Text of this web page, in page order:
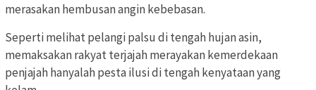
merasakan hembusan angin kebebasan.
Seperti melihat pelangi palsu di tengah hujan asin,
memaksakan rakyat terjajah merayakan kemerdekaan
penjajah hanyalah pesta ilusi di tengah kenyataan yang